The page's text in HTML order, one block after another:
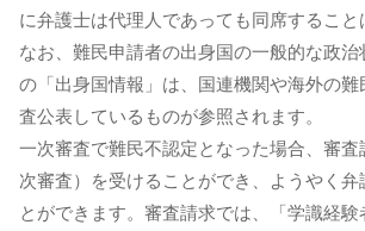
に弁護士は代理人であっても同席すること
なお、難民申請者の出身国の一般的な政
の「出身国情報」は、国連機関や海外の難
査公表しているものが参照されます。
一次審査で難民不認定となった場合、審
次審査）を受けることができ、ようやく弁
とができます。審査請求では、「学識経